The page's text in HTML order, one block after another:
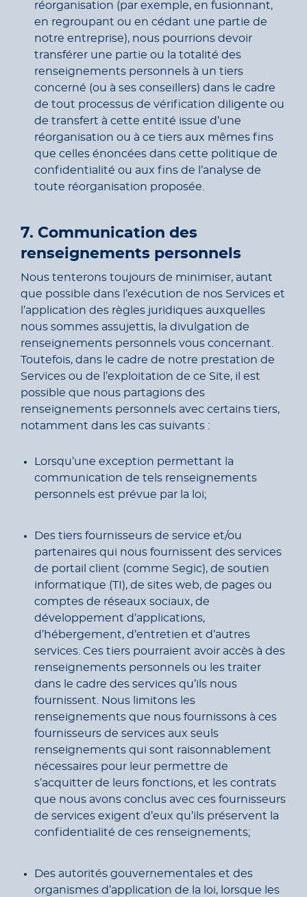
réorganisation (par exemple, en fusionnant,
en regroupant ou en cédant une partie de
notre entreprise), nous pourrions devoir
transférer une partie ou la totalité des
renseignements personnels à un tiers
concerné (ou à ses conseillers) dans le cadre
de tout processus de vérification diligente ou
de transfert à cette entité issue d’une
réorganisation ou à ce tiers aux mêmes fins
que celles énoncées dans cette politique de
confidentialité ou aux fins de l’analyse de
toute réorganisation proposée.
7. Communication des
renseignements personnels
Nous tenterons toujours de minimiser, autant
que possible dans l’exécution de nos Services et
l’application des règles juridiques auxquelles
nous sommes assujettis, la divulgation de
renseignements personnels vous concernant.
Toutefois, dans le cadre de notre prestation de
Services ou de l’exploitation de ce Site, il est
possible que nous partagions des
renseignements personnels avec certains tiers,
notamment dans les cas suivants :
Lorsqu’une exception permettant la
communication de tels renseignements
personnels est prévue par la loi;
Des tiers fournisseurs de service et/ou
partenaires qui nous fournissent des services
de portail client (comme Segic), de soutien
informatique (TI), de sites web, de pages ou
comptes de réseaux sociaux, de
développement d’applications,
d’hébergement, d’entretien et d’autres
services. Ces tiers pourraient avoir accès à des
renseignements personnels ou les traiter
dans le cadre des services qu’ils nous
fournissent. Nous limitons les
renseignements que nous fournissons à ces
fournisseurs de services aux seuls
renseignements qui sont raisonnablement
nécessaires pour leur permettre de
s’acquitter de leurs fonctions, et les contrats
que nous avons conclus avec ces fournisseurs
de services exigent d’eux qu’ils préservent la
confidentialité de ces renseignements;
Des autorités gouvernementales et des
organismes d’application de la loi, lorsque les